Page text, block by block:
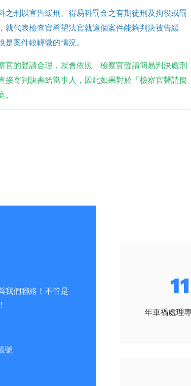
之刑以宣告緩刑、得易科罰金之有期徒刑及拘役或罰
代表檢查官希望法官就這個案件能夠判決被告緩
案件較輕微的情況。
的聲請合理，就會依照「檢察官聲請簡易判決處刑
寄判決書給當事人，因此如果對於「檢察官聲請簡
。
我們聯絡！不管是
15
年車禍處理